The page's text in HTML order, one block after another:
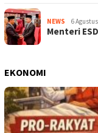
NEWS 6
Menteri
EKONOMI